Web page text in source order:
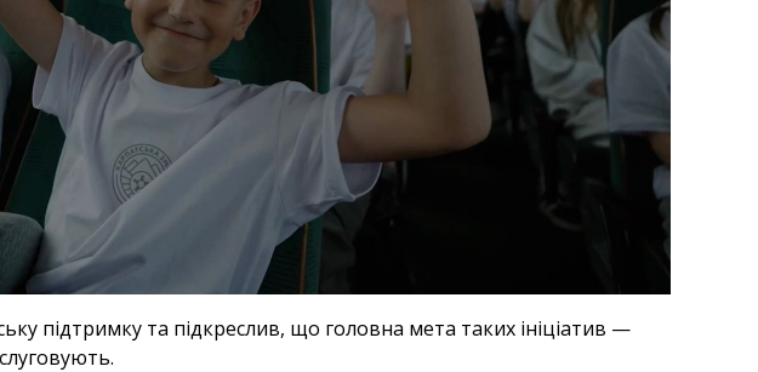
підтримку та підкреслив, що головна мета таких ініціатив —